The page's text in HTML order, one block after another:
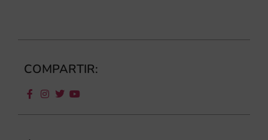
COMPARTIR: